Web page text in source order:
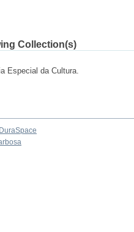
Collection(s)
Especial da Cultura.
DuraSpace